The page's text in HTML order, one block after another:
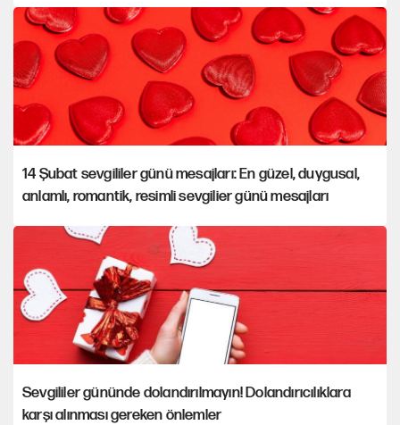
14 Şubat sevgililer günü mesajları: En güzel, duygusal,
anlamlı, romantik, resimli sevgilier günü mesajları
Sevgililer gününde dolandırılmayın! Dolandırıcılıklara
karşı alınması gereken önlemler